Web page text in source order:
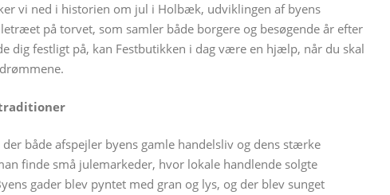
vi ned i historien om jul i Holbæk, udviklingen af byens
på torvet, som samler både borgere og besøgende år efter
dig festligt på, kan Festbutikken i dag være en hjælp, når du skal
både afspejler byens gamle handelsliv og dens stærke
finde små julemarkeder, hvor lokale handlende solgte
gader blev pyntet med gran og lys, og der blev sunget